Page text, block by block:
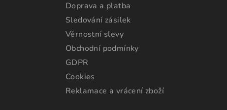
Doprava a platba
Sledování zásilek
Věrnostní slevy
Obchodní podmínky
GDPR
Cookies
Reklamace a vrácení zboží